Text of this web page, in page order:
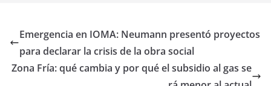
Emergencia en IOMA: Neumann presentó proyectos
para declarar la crisis de la obra social
Zona Fría: qué cambia y por qué el subsidio al gas se